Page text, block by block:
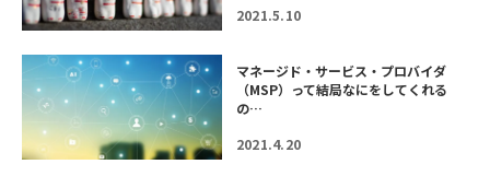
2021.5.10
マネージド・サービス・プロバイダ
（MSP）って結局なにをしてくれる
の…
2021.4.20